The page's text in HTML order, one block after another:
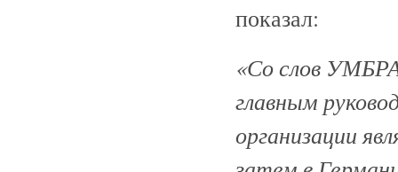
показал:
«Со слов
главным
организации